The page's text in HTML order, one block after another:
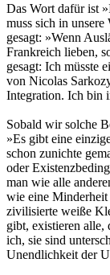
Das Wort dafür ist
muss sich in
gesagt: »Wenn
Frankreich lieben,
gesagt: Ich müsste
von Nicolas
Integration. Ich bin
Sobald wir solche
»Es gibt eine
schon zunichte
oder
man wie alle
wie eine Minderheit
zivilisierte weiße
gibt, existieren alle,
ich, sie sind
Unendlichkeit der